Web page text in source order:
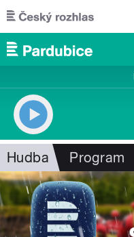
Přejít k hlavnímu obsahu
Hudba Program